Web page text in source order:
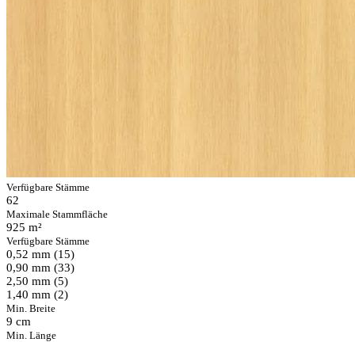
Verfügbare Stämme
62
Maximale Stammfläche
925 m²
Verfügbare Stämme
0,52 mm (15)
0,90 mm (33)
2,50 mm (5)
1,40 mm (2)
Min. Breite
9 cm
Min. Länge